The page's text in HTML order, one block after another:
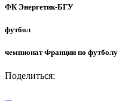
ФК Энергетик-БГУ
футбол
чемпионат Франции по футболу
Поделиться: